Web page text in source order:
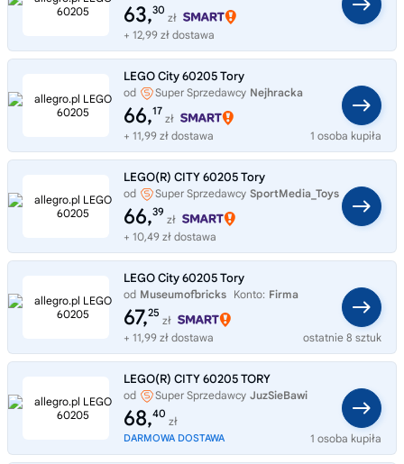
63,30
zł
+ 12,99 zł dostawa
LEGO City 60205 Tory
od Super Sprzedawcy Nejhracka
66,17
zł
+ 11,99 zł dostawa
1 osoba kupiła
LEGO(R) CITY 60205 Tory
od Super Sprzedawcy SportMedia_Toys
66,39
zł
+ 10,49 zł dostawa
LEGO City 60205 Tory
od Museumofbricks Konto: Firma
67,25
zł
+ 11,99 zł dostawa
ostatnie 8 sztuk
LEGO(R) CITY 60205 TORY
od Super Sprzedawcy JuzSieBawi
68,40
zł
DARMOWA DOSTAWA 1 osoba kupiła